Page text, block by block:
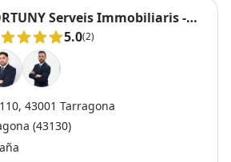
y dedicación, la
más sencilla y agradable de
completamente satisfecha con
lo recomiendo
Serveis Immobiliaris -
5.0(2)
Rambla Nova 110, 43001 Tarragona
(43130)